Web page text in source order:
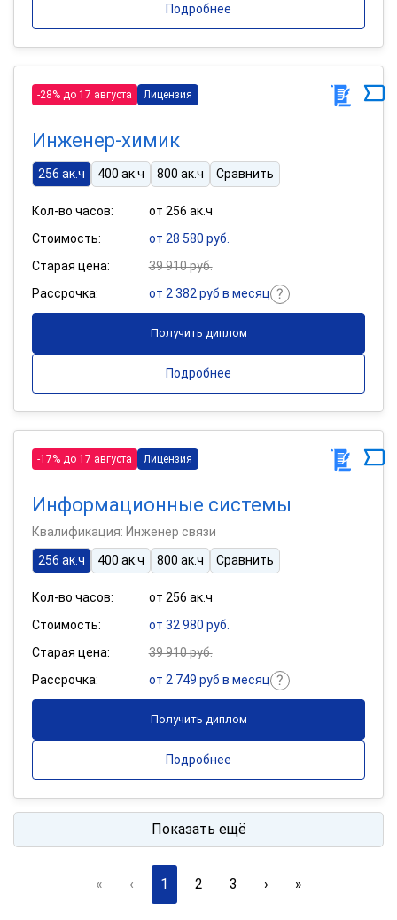
Подробнее
-28% до 17 августа Лицензия
Инженер-химик
256 ак.ч 400 ак.ч 800 ак.ч Сравнить
Кол-во часов:
от 256 ак.ч
Стоимость:
от 28 580 руб.
Старая цена:
39 910 руб.
Рассрочка:
от 2 382 руб в месяц
Получить диплом
Подробнее
-17% до 17 августа Лицензия
Информационные системы
Квалификация: Инженер связи
256 ак.ч
400 ак.ч 800 ак.ч Сравнить
Кол-во часов:
от 256 ак.ч
Стоимость:
от 32 980 руб.
Старая цена:
39 910 руб.
Рассрочка:
от 2 749 руб в месяц
Получить диплом
Подробнее
Показать ещё
« ‹ 1 2 3 › »